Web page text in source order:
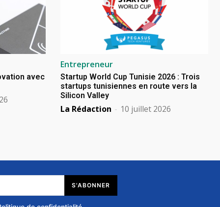
avec
Entrepreneur
Startup World Cup Tunisie 2026 : Trois
startups tunisiennes en route vers la
Silicon Valley
La Rédaction - 10 juillet 2026
S'ABONNER